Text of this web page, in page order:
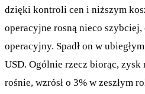
dzięki kontroli cen i niższym
operacyjne rosną nieco
operacyjny. Spadł on w
USD. Ogólnie rzecz biorąc, zysk
rośnie, wzrósł o 3% w zeszłym